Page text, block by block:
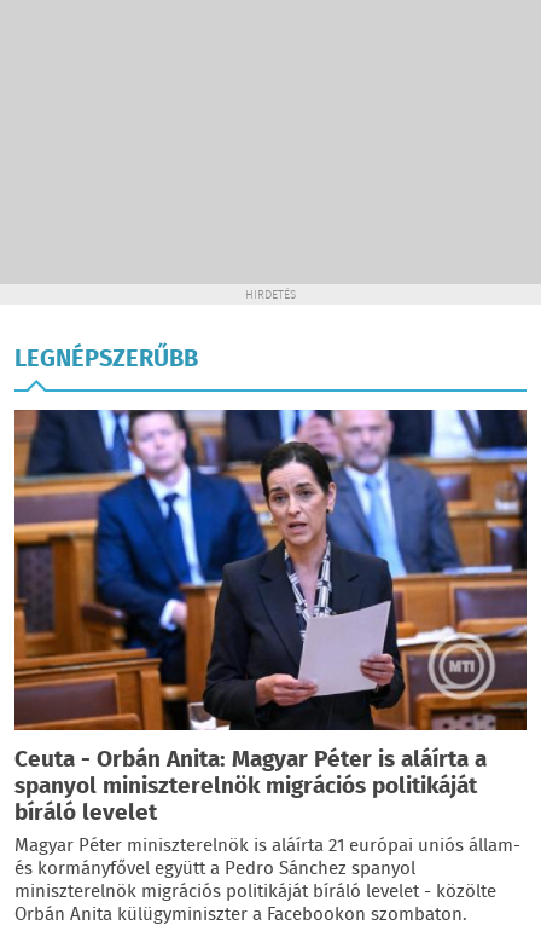
HIRDETÉS
LEGNÉPSZERŰBB
Ceuta - Orbán Anita: Magyar Péter is aláírta a
spanyol miniszterelnök migrációs politikáját
bíráló levelet
Magyar Péter miniszterelnök is aláírta 21 európai uniós állam-
és kormányfővel együtt a Pedro Sánchez spanyol
miniszterelnök migrációs politikáját bíráló levelet - közölte
Orbán Anita külügyminiszter a Facebookon szombaton.